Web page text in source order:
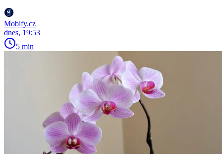
Mobify.cz
dnes, 19:53
5 min